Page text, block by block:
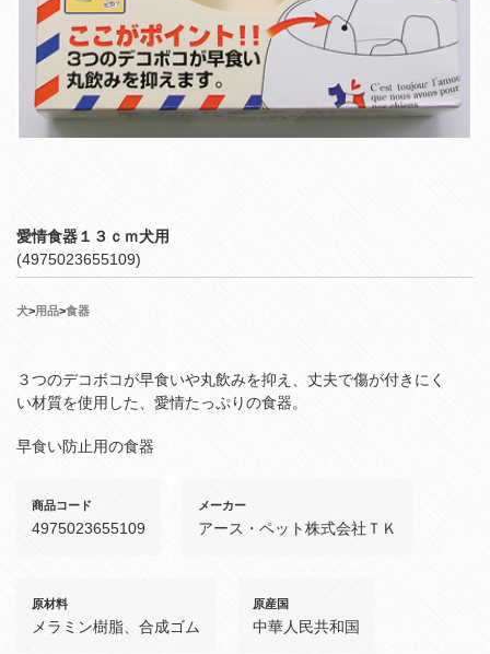
愛情食器１３ｃｍ犬用
(4975023655109)
犬>用品>食器
３つのデコボコが早食いや丸飲みを抑え、丈夫で傷が付きにく
い材質を使用した、愛情たっぷりの食器。
早食い防止用の食器
商品コード
4975023655109
メーカー
アース・ペット株式会社ＴＫ
原材料
メラミン樹脂、合成ゴム
原産国
中華人民共和国